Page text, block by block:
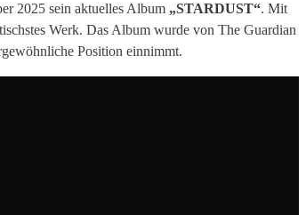
2025 sein aktuelles Album „STARDUST“. Mit
Werk. Das Album wurde von The Guardian
Position einnimmt.